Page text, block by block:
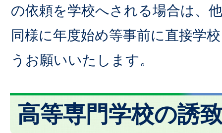
の依頼を学校へされる場合は、
同様に年度始め等事前に直接学
うお願いいたします。
高等専門学校の誘